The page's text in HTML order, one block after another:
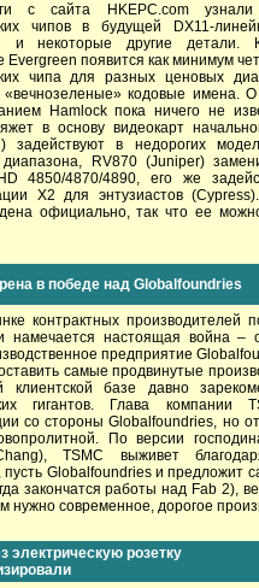
с сайта HKEPC.com
чипов в будущей DX11-
и некоторые другие детали.
Evergreen появится как минимум
чипа для разных ценовых
«вечнозеленые» кодовые имена.
Hamlock пока ничего не
в основу видеокарт
задействуют в недорогих
диапазона, RV870 (Juniper)
4850/4870/4890, его же
X2 для энтузиастов
официально, так что ее
в победе над Globalfoundries
контрактных производителей
намечается настоящая война –
предприятие
самые продвинутые
клиентской базе давно
гигантов. Глава компании
со стороны Globalfoundries, но
По версии
TSMC выживет
пусть Globalfoundries и предложит
закончатся работы над Fab 2),
нужно современное, дорогое
электрическую розетку